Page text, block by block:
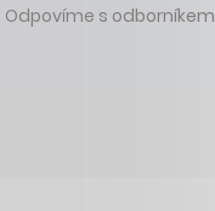
Odpovíme s odborníkem